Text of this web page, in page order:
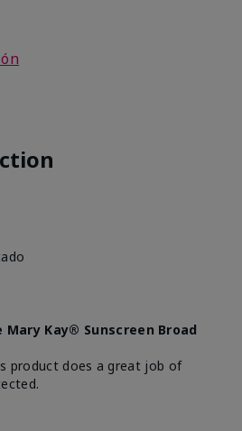
Kay® Sunscreen Broad
product does a great job of